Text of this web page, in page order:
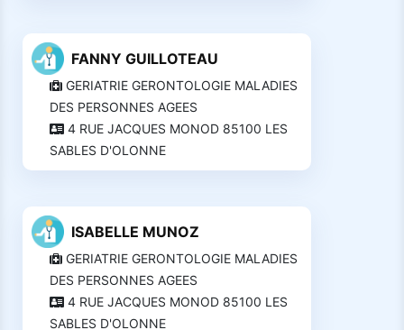
FANNY GUILLOTEAU
GERIATRIE GERONTOLOGIE MALADIES
DES PERSONNES AGEES
4 RUE JACQUES MONOD 85100 LES
SABLES D'OLONNE
ISABELLE MUNOZ
GERIATRIE GERONTOLOGIE MALADIES
DES PERSONNES AGEES
4 RUE JACQUES MONOD 85100 LES
SABLES D'OLONNE